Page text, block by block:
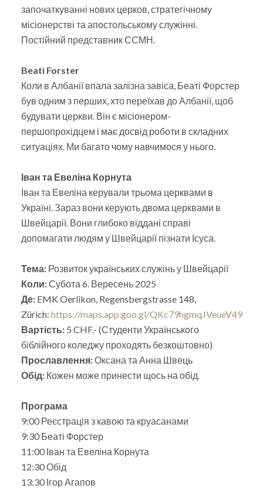
започаткуванні нових церков, стратегічному
місіонерстві та апостольському служінні.
Постійний представник ССМН.
Beati Forster
Коли в Албанії впала залізна завіса, Беаті Форстер
був одним з перших, хто переїхав до Албанії, щоб
будувати церкви. Він є місіонером-
першопрохідцем і має досвід роботи в складних
ситуаціях. Ми багато чому навчимося у нього.
Іван та Евеліна Корнута
Іван та Евеліна керували трьома церквами в
Україні. Зараз вони керують двома церквами в
Швейцарії. Вони глибоко віддані справі
допомагати людям у Швейцарії пізнати Ісуса.
Тема: Розвиток українських служінь у Швейцарії
Коли:Субота 6. Вересень 2025
Де: EMK Oerlikon, Regensbergstrasse 148,
Zürich:https://maps.app.goo.gl/QKc79hgmqJVeueV49
Вартість: 5 CHF.- (Студенти Українського
біблійного коледжу проходять безкоштовно)
Прославлення:Оксана та Анна Швець
Обід: Кожен може принести щось на обід.
Програма
9:00 Реєстрація з кавою та круасанами
9:30 Беаті Форстер
11:00 Іван та Евеліна Корнута
12:30 Обід
13:30 Ігор Агапов